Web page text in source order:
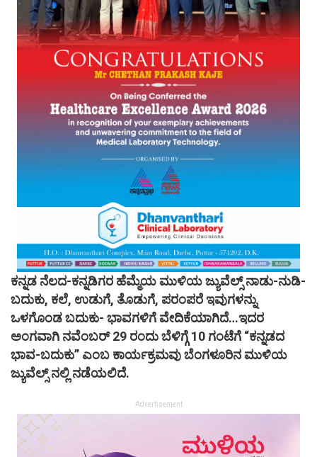
ಕನ್ನಡ ನೆಲದ-ಕನ್ನಡಿಗರ ಹೆಮ್ಮೆಯ ಮುಳಿಯ ಜ್ಯುವೆಲ್ಸ್ ನಾಡು-ನುಡಿ-
ಬದುಕು, ಕಲೆ, ಉಡುಗೆ, ತೊಡುಗೆ, ಪರಂಪರೆ ಇವುಗಳನ್ನು
ಒಳಗೊಂಡ ಬದುಕು- ಭಾವಗಳಿಗೆ ವೇದಿಕೆಯಾಗಿದೆ…ಇದರ
ಅಂಗವಾಗಿ ನವೆಂಬರ್ 29 ರಂದು ಬೆಳಿಗ್ಗೆ 10 ಗಂಟೆಗೆ “ಕನ್ನಡದ
ಭಾವ-ಬದುಕು” ಎಂಬ ಕಾರ್ಯಕ್ರಮವು ಬೆಂಗಳೂರಿನ ಮುಳಿಯ
ಜ್ಯುವೆಲ್ಸ್ ನಲ್ಲಿ ನಡೆಯಲಿದೆ.
Advertisement